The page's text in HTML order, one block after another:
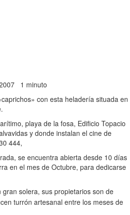
1 minuto
con esta heladería situada en
playa de la fosa, Edificio Topacio
y donde instalan el cine de
444,
se encuentra abierta desde 10 días
en el mes de Octubre, para dedicarse
solera, sus propietarios son de
turrón artesanal entre los meses de